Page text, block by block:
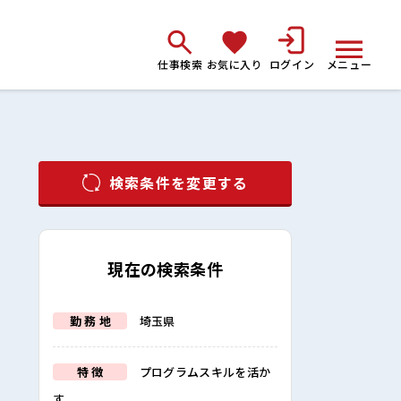
仕事検索 お気に入り ログイン メニュー
検索条件を変更する
現在の検索条件
勤 務 地 埼玉県
特 徴
プログラムスキルを活か